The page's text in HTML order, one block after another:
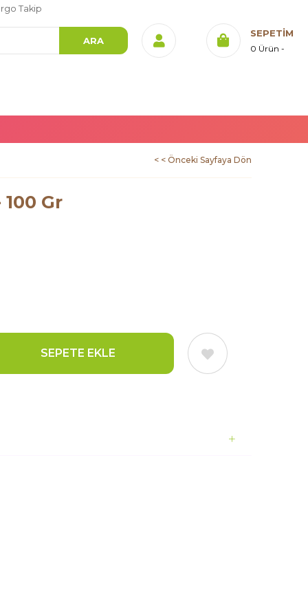
SEPETIM
0 Ürün
Takip
< < Önceki Sayfaya Dön
Gr